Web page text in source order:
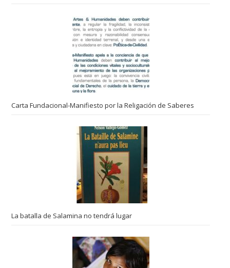
Carta Fundacional-Manifiesto por la Religación de Saberes
La batalla de Salamina no tendrá lugar